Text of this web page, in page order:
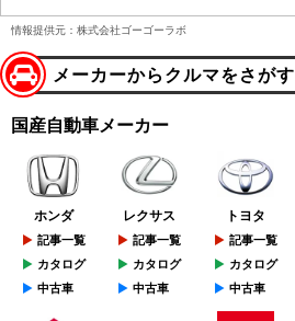
情報提供元：株式会社ゴーゴーラボ
メーカーからクルマをさがす
国産自動車メーカー
ホンダ
記事一覧
カタログ
中古車
レクサス
記事一覧
カタログ
中古車
トヨタ
記事一覧
カタログ
中古車